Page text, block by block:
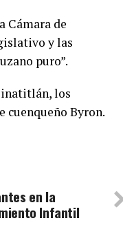
Cámara de
y las
puro”.
los
cuenqueño Byron.
en la
Infantil